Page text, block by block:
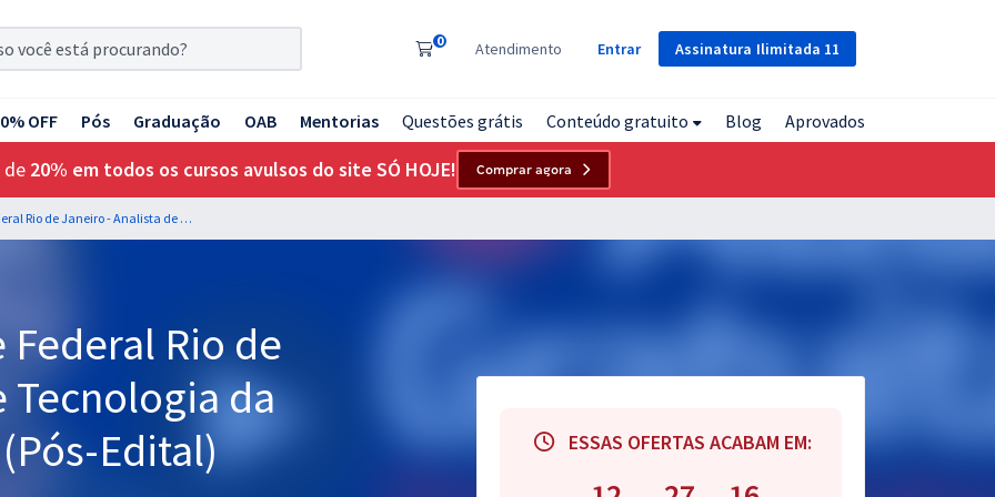
Assinatura Ilimitada 11
0 Atendimento Entrar
OFF Pós Graduação OAB Mentorias Questões grátis Conteúdo gratuito Blog Aprovados
de 20% em todos os cursos avulsos do site SÓ HOJE! Comprar agora
UFRJ - Universidade Federal Rio de Janeiro - Analista de Tecnologia da Informação - Redes (Pós-Edital)
Federal Rio de
Tecnologia da
Edital)
ESSAS OFERTAS ACABAM EM: